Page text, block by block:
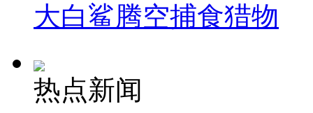
大白鲨腾空捕食猎物
热点新闻